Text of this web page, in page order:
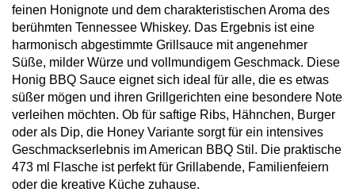
feinen Honignote und dem charakteristischen Aroma des
berühmten Tennessee Whiskey. Das Ergebnis ist eine
harmonisch abgestimmte Grillsauce mit angenehmer
Süße, milder Würze und vollmundigem Geschmack. Diese
Honig BBQ Sauce eignet sich ideal für alle, die es etwas
süßer mögen und ihren Grillgerichten eine besondere Note
verleihen möchten. Ob für saftige Ribs, Hähnchen, Burger
oder als Dip, die Honey Variante sorgt für ein intensives
Geschmackserlebnis im American BBQ Stil. Die praktische
473 ml Flasche ist perfekt für Grillabende, Familienfeiern
oder die kreative Küche zuhause.